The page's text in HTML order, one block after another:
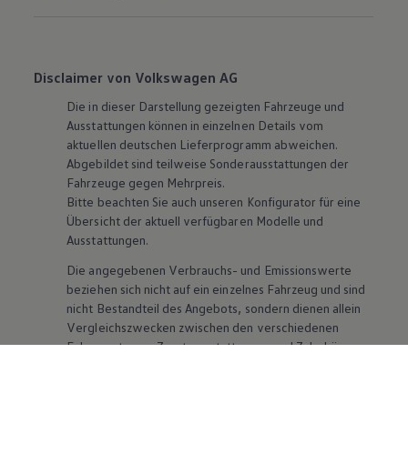
Disclaimer von Volkswagen AG
Die in dieser Darstellung gezeigten Fahrzeuge und
Ausstattungen können in einzelnen Details vom
aktuellen deutschen Lieferprogramm abweichen.
Abgebildet sind teilweise Sonderausstattungen der
Fahrzeuge gegen Mehrpreis.
Bitte beachten Sie auch unseren Konfigurator für eine
Übersicht der aktuell verfügbaren Modelle und
Ausstattungen.
Die angegebenen Verbrauchs- und Emissionswerte
beziehen sich nicht auf ein einzelnes Fahrzeug und sind
nicht Bestandteil des Angebots, sondern dienen allein
Vergleichszwecken zwischen den verschiedenen
Fahrzeugtypen. Zusatzausstattungen undZubehör